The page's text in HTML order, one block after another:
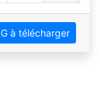
à télécharger